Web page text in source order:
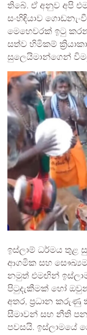
තිබේ. ඒ අනුව අපි
සංහිඳියාව
මෙහෙවරක් ඉටු
සත්ව හිමිකම්
සුලෙයිමාන්ගෙන්
ඉස්ලාම් ධර්මය තුළ
ආගමික සහ
නමුත් එමඟින්
පිටුදැකීමක් හෝ
අතර, ප්‍රධාන
සීමාවන් සහ නීති
පවසයි. ඉස්ලාමයේ